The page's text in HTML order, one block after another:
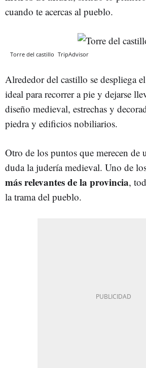
cuando te acercas al pueblo.
Torre del castillo TripAdvisor
Alrededor del castillo se despliega el
ideal para recorrer a pie y dejarse
diseño medieval, estrechas y
piedra y edificios nobiliarios.
Otro de los puntos que merecen de
duda la judería medieval. Uno de
más relevantes de la provincia,
la trama del pueblo.